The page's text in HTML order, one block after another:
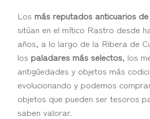
Los más reputados anticuarios
sitúan en el mítico Rastro desde
años, a lo largo de la Ribera de
los paladares más selectos, los
antigüedades y objetos más
evolucionando y podemos
objetos que pueden ser tesoros
saben valorar.